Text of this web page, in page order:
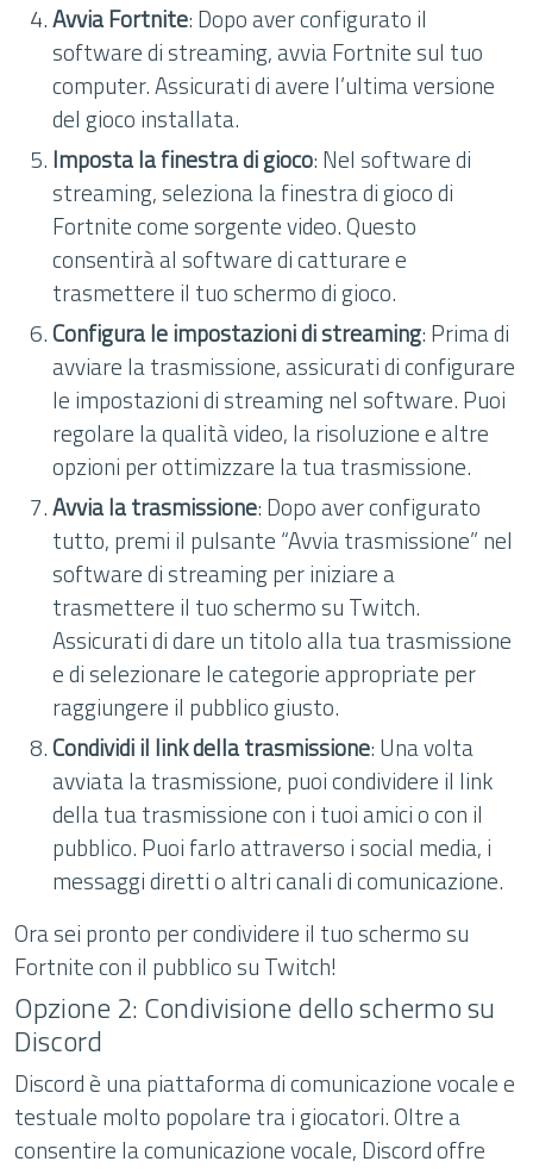
Avvia Fortnite: Dopo aver configurato il
software di streaming, avvia Fortnite sul tuo
computer. Assicurati di avere l’ultima versione
del gioco installata.
Imposta la finestra di gioco: Nel software di
streaming, seleziona la finestra di gioco di
Fortnite come sorgente video. Questo
consentirà al software di catturare e
trasmettere il tuo schermo di gioco.
Configura le impostazioni di streaming: Prima di
avviare la trasmissione, assicurati di configurare
le impostazioni di streaming nel software. Puoi
regolare la qualità video, la risoluzione e altre
opzioni per ottimizzare la tua trasmissione.
Avvia la trasmissione: Dopo aver configurato
tutto, premi il pulsante “Avvia trasmissione” nel
software di streaming per iniziare a
trasmettere il tuo schermo su Twitch.
Assicurati di dare un titolo alla tua trasmissione
e di selezionare le categorie appropriate per
raggiungere il pubblico giusto.
Condividi il link della trasmissione: Una volta
avviata la trasmissione, puoi condividere il link
della tua trasmissione con i tuoi amici o con il
pubblico. Puoi farlo attraverso i social media, i
messaggi diretti o altri canali di comunicazione.
Ora sei pronto per condividere il tuo schermo su
Fortnite con il pubblico su Twitch!
Opzione 2: Condivisione dello schermo su
Discord
Discord è una piattaforma di comunicazione vocale e
testuale molto popolare tra i giocatori. Oltre a
consentire la comunicazione vocale, Discord offre